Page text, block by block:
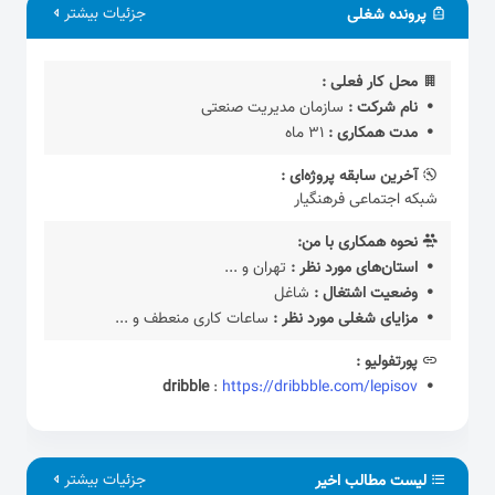
پرونده شغلی جزئیات بیشتر
محل کار فعلی :
نام شرکت : سازمان مدیریت صنعتی
مدت همکاری :
آخرین سابقه پروژه‌ای :
شبکه اجتماعی فرهنگیار
نحوه همکاری با من:
استان‌های مورد نظر : تهران و ...
وضعیت اشتغال : شاغل
مزایای شغلی مورد نظر : ساعات کاری منعطف و ...
پورتفولیو :
dribble: https://dribbble.com/lepisov
لیست مطالب اخیر جزئیات بیشتر